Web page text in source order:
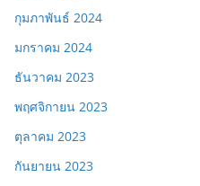
กุมภาพันธ์ 2024
มกราคม 2024
ธันวาคม 2023
พฤศจิกายน 2023
ตุลาคม 2023
กันยายน 2023